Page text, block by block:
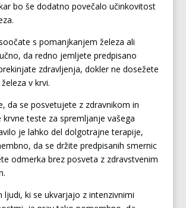
bo še dodatno povečalo učinkovitost
s pomanjkanjem železa ali
da redno jemljete predpisano
zdravljenja, dokler ne dosežete
v krvi.
da se posvetujete z zdravnikom in
krvne teste za spremljanje vašega
je lahko del dolgotrajne terapije,
da se držite predpisanih smernic
odmerka brez posveta z zdravstvenim
ljudi, ki se ukvarjajo z intenzivnimi